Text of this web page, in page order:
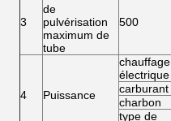
3
de
pulvérisation
maximum de
tube
500
4 Puissance
chauffage
électrique
carburant
charbon
type de